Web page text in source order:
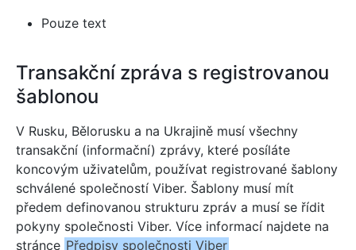
Pouze text
Transakční zpráva s registrovanou
šablonou
V Rusku, Bělorusku a na Ukrajině musí všechny
transakční (informační) zprávy, které posíláte
koncovým uživatelům, používat registrované šablony
schválené společností Viber. Šablony musí mít
předem definovanou strukturu zpráv a musí se řídit
pokyny společnosti Viber. Více informací najdete na
stránce Předpisy společnosti Viber